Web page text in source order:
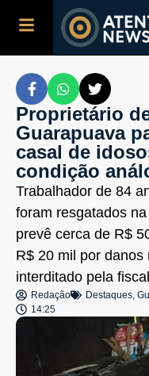
Proprietário
Guarapuava
casal de
condição
Trabalhador de 84
foram resgatados
prevê cerca de R$
R$ 20 mil por
interditado pela
Redação Destaques,
14:25